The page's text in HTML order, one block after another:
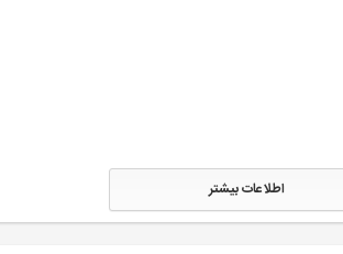
اطلاعات بیشتر